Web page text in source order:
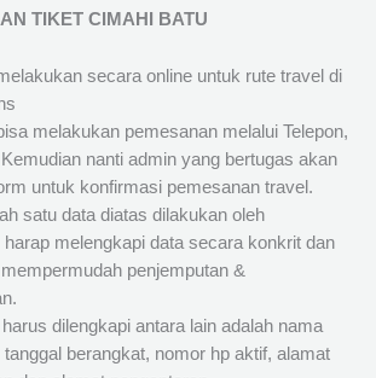
TIKET CIMAHI BATU
secara online untuk rute travel di
melakukan pemesanan melalui Telepon,
nanti admin yang bertugas akan
untuk konfirmasi pemesanan travel.
satu data diatas dilakukan oleh
harap melengkapi data secara konkrit dan
penjemputan &
dilengkapi antara lain adalah nama
tanggal berangkat, nomor hp aktif, alamat